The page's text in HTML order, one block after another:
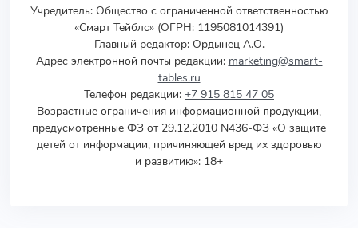
Учредитель: Общество с ограниченной ответственностью
«Смарт Тейблс» (ОГРН: 1195081014391)
Главный редактор: Ордынец А.О.
Адрес электронной почты редакции: marketing@smart-
tables.ru
Телефон редакции: +7 915 815 47 05
Возрастные ограничения информационной продукции,
предусмотренные ФЗ от 29.12.2010 N436-ФЗ «О защите
детей от информации, причиняющей вред их здоровью
и развитию»: 18+